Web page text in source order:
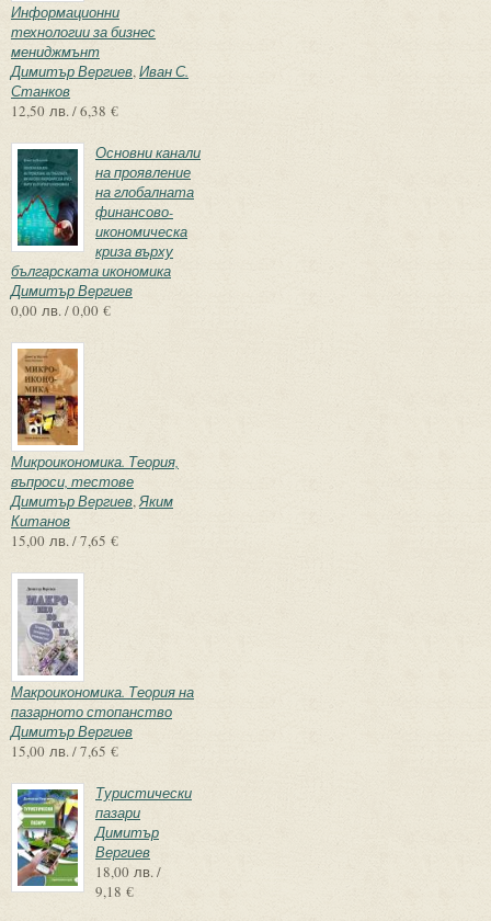
Информационни
технологии за бизнес
мениджмънт
Димитър Вергиев,Иван С.
Станков
12,50 лв. / 6,38 €
Основни канали
на проявление
на глобалната
финансово-
икономическа
криза върху
българската икономика
Димитър Вергиев
0,00 лв. / 0,00 €
Микроикономика. Теория,
въпроси, тестове
Димитър Вергиев,Яким
Китанов
15,00 лв. / 7,65 €
Макроикономика. Теория на
пазарното стопанство
Димитър Вергиев
15,00 лв. / 7,65 €
Туристически
пазари
Димитър
Вергиев
18,00 лв. /
9,18 €